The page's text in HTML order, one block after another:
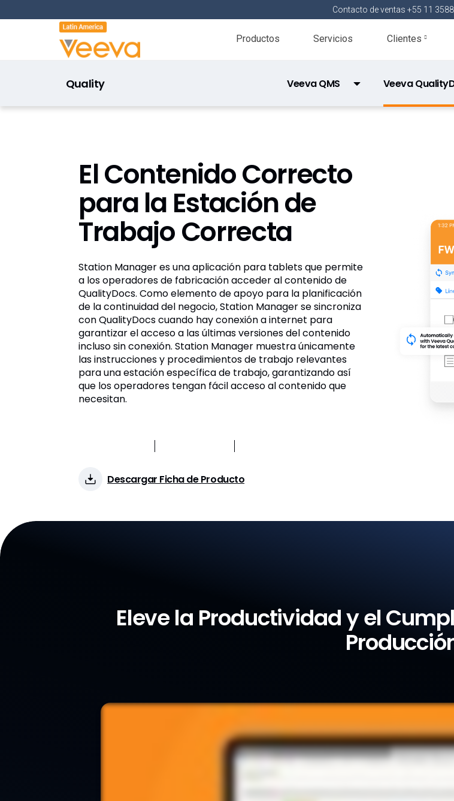
Contacto de ventas +55 11
Productos Servicios Clientes
Quality
Veeva QMS
Veeva Batch Release
Veeva
Veeva Station
El Contenido Correcto
para la Estación de
Trabajo Correcta
Station Manager es una aplicación para tablets que permite
a los operadores de fabricación acceder al contenido de
QualityDocs. Como elemento de apoyo para la planificación
de la continuidad del negocio, Station Manager se sincroniza
con QualityDocs cuando hay conexión a internet para
garantizar el acceso a las últimas versiones del contenido
incluso sin conexión. Station Manager muestra únicamente
las instrucciones y procedimientos de trabajo relevantes
para una estación específica de trabajo, garantizando así
que los operadores tengan fácil acceso al contenido que
necesitan.
Descargar Ficha de Producto
Eleve la Productividad y el